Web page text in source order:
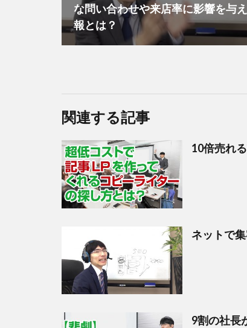
な問い合わせや来店率に影響を与
報とは？
関連する記事
10倍売れ
ネットで
9割の社長